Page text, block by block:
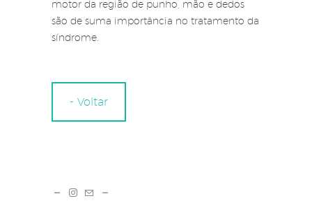
motor da região de punho, mão e dedos
são de suma importância no tratamento da
síndrome.
- Voltar